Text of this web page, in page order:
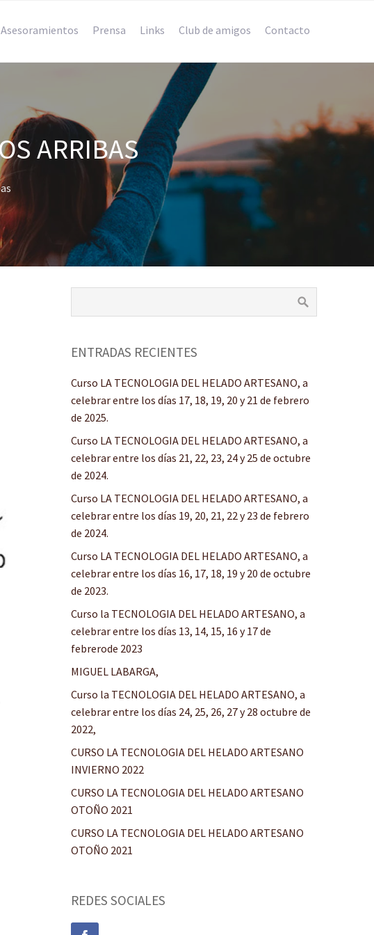
Asesoramientos Prensa Links Club de amigos Contacto
ARRIBAS
ENTRADAS RECIENTES
Curso LA TECNOLOGIA DEL HELADO ARTESANO, a
celebrar entre los días 17, 18, 19, 20 y 21 de febrero
de 2025.
Curso LA TECNOLOGIA DEL HELADO ARTESANO, a
celebrar entre los días 21, 22, 23, 24 y 25 de octubre
de 2024.
Curso LA TECNOLOGIA DEL HELADO ARTESANO, a
celebrar entre los días 19, 20, 21, 22 y 23 de febrero
de 2024.
Curso LA TECNOLOGIA DEL HELADO ARTESANO, a
celebrar entre los días 16, 17, 18, 19 y 20 de octubre
de 2023.
Curso la TECNOLOGIA DEL HELADO ARTESANO, a
celebrar entre los días 13, 14, 15, 16 y 17 de
febrerode 2023
MIGUEL LABARGA,
Curso la TECNOLOGIA DEL HELADO ARTESANO, a
celebrar entre los días 24, 25, 26, 27 y 28 octubre de
2022,
CURSO LA TECNOLOGIA DEL HELADO ARTESANO
INVIERNO 2022
CURSO LA TECNOLOGIA DEL HELADO ARTESANO
OTOÑO 2021
CURSO LA TECNOLOGIA DEL HELADO ARTESANO
OTOÑO 2021
REDES SOCIALES